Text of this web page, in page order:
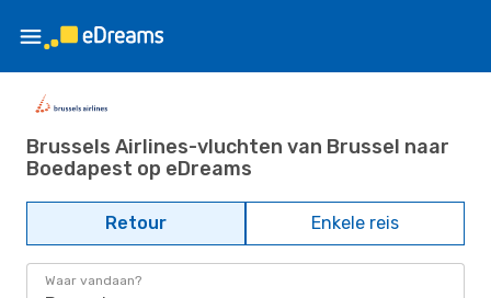
Brussels Airlines-vluchten van Brussel naar
Boedapest op eDreams
Retour Enkele reis
Waar vandaan?